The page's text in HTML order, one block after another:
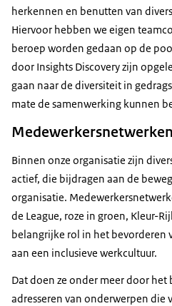
herkennen en benutten van
Hiervoor hebben we eigen
beroep worden gedaan op de
door Insights Discovery zijn
gaan naar de diversiteit in
mate de samenwerking kunnen
Medewerkersnetwerken
Binnen onze organisatie zijn
actief, die bijdragen aan de
organisatie.
de League, roze in groen, Kleur-
belangrijke rol in het bevorderen
aan een inclusieve werkcultuur.
Dat doen ze onder meer door
adresseren van onderwerpen die